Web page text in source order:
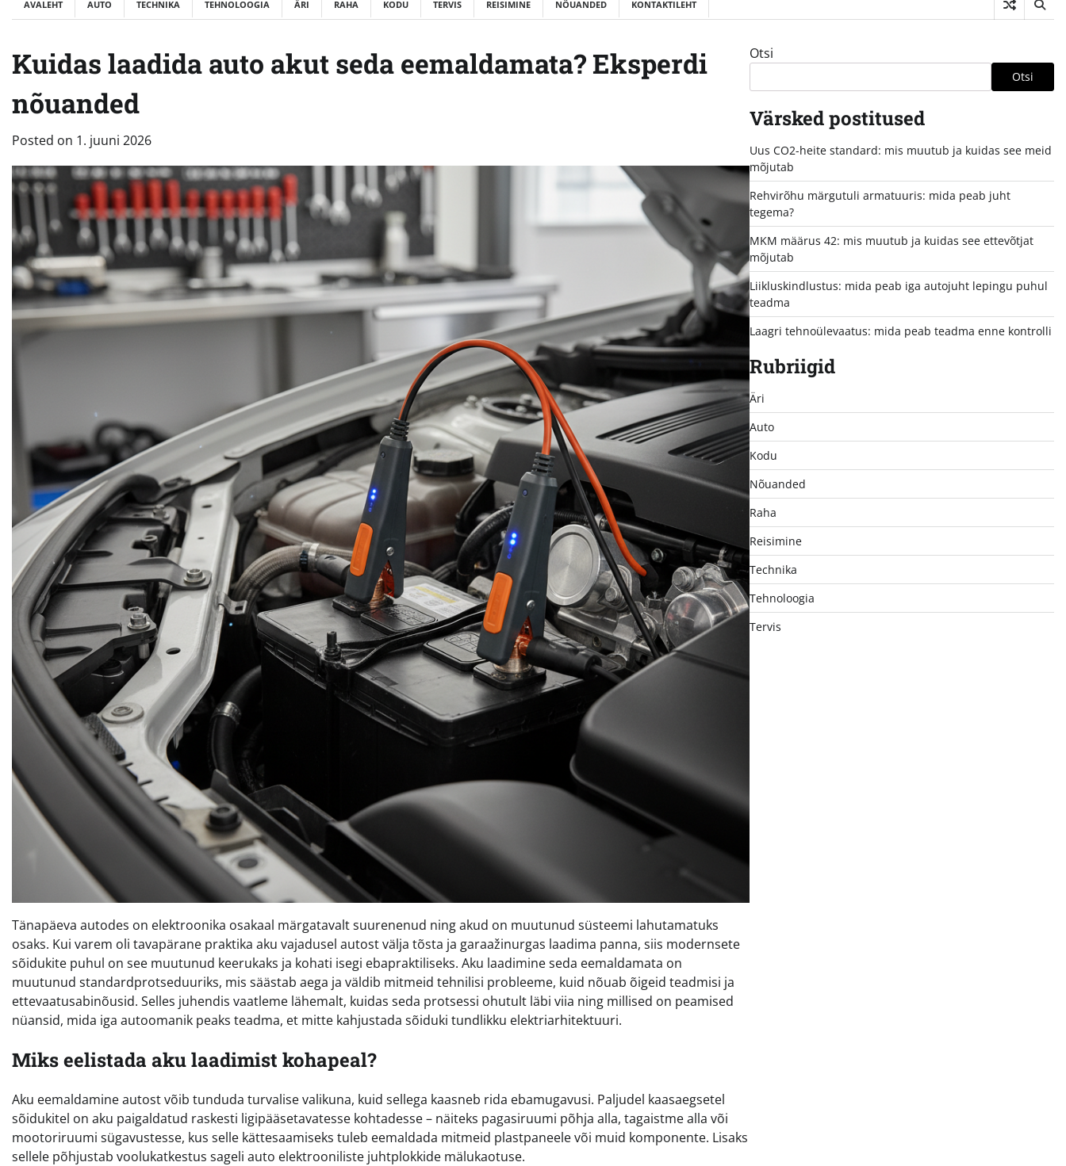
AVALEHT AUTO TECHNIKA TEHNOLOOGIA ÄRI RAHA KODU TERVIS REISIMINE NÕUANDED KONTAKTILEHT
Kuidas laadida auto akut seda eemaldamata? Eksperdi
nõuanded
Posted on 1. juuni 2026
Tänapäeva autodes on elektroonika osakaal märgatavalt suurenenud ning akud on muutunud süsteemi lahutamatuks
osaks. Kui varem oli tavapärane praktika aku vajadusel autost välja tõsta ja garaažinurgas laadima panna, siis modernsete
sõidukite puhul on see muutunud keerukaks ja kohati isegi ebapraktiliseks. Aku laadimine seda eemaldamata on
muutunud standardprotseduuriks, mis säästab aega ja väldib mitmeid tehnilisi probleeme, kuid nõuab õigeid teadmisi ja
ettevaatusabinõusid. Selles juhendis vaatleme lähemalt, kuidas seda protsessi ohutult läbi viia ning millised on peamised
nüansid, mida iga autoomanik peaks teadma, et mitte kahjustada sõiduki tundlikku elektriarhitektuuri.
Miks eelistada aku laadimist kohapeal?
Aku eemaldamine autost võib tunduda turvalise valikuna, kuid sellega kaasneb rida ebamugavusi. Paljudel kaasaegsetel
sõidukitel on aku paigaldatud raskesti ligipääsetavatesse kohtadesse – näiteks pagasiruumi põhja alla, tagaistme alla või
mootoriruumi sügavustesse, kus selle kättesaamiseks tuleb eemaldada mitmeid plastpaneele või muid komponente. Lisaks
sellele põhjustab voolukatkestus sageli auto elektrooniliste juhtplokkide mälukaotuse.
Otsi
Otsi
Värsked postitused
Uus CO2-heite standard: mis muutub ja kuidas see meid
mõjutab
Rehvirõhu märgutuli armatuuris: mida peab juht
tegema?
MKM määrus 42: mis muutub ja kuidas see ettevõtjat
mõjutab
Liikluskindlustus: mida peab iga autojuht lepingu puhul
teadma
Laagri tehnoülevaatus: mida peab teadma enne kontrolli
Rubriigid
Äri
Auto
Kodu
Nõuanded
Raha
Reisimine
Technika
Tehnoloogia
Tervis